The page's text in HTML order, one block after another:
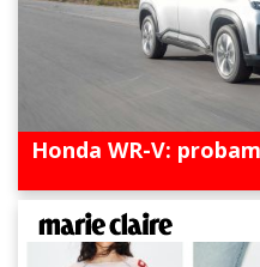
Honda WR-V: